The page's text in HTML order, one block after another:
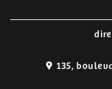
135,